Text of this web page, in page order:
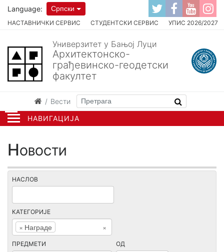
НАВИГАЦИЈА
НАСТАВНИЧКИ СЕРВИС СТУДЕНТСКИ СЕРВИС УПИС 2026/2027
Language: Српски
Универзитет у Бањој Луци
Архитектонско-
грађевинско-геодетски
факултет
Вести
Новости
НАСЛОВ
КАТЕГОРИЈЕ
×
× Награде
ПРЕДМЕТИ ОД